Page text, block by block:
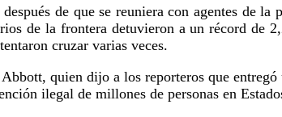
de que se reuniera con agentes de
de la frontera detuvieron a un récord de
cruzar varias veces.
quien dijo a los reporteros que
ilegal de millones de personas en